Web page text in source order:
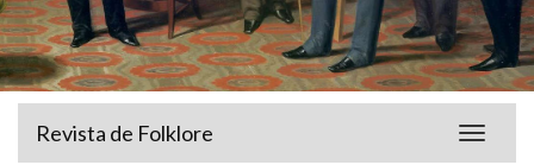
Toggle
Revista de Folklore